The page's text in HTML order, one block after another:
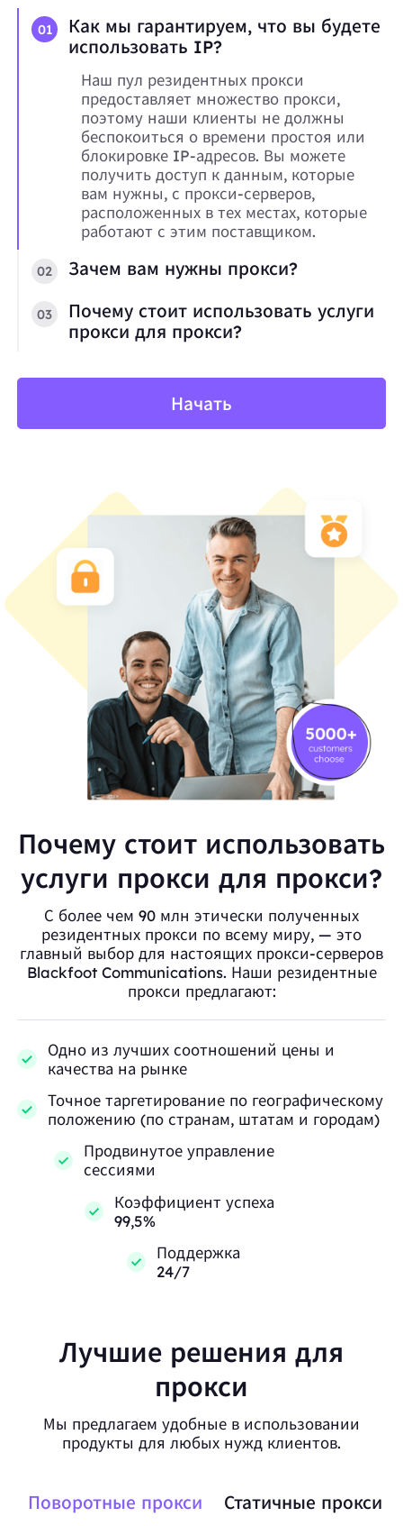
01
Как мы гарантируем, что вы будете
использовать IP?
Наш пул резидентных прокси
предоставляет множество прокси,
поэтому наши клиенты не должны
беспокоиться о времени простоя или
блокировке IP-адресов. Вы можете
получить доступ к данным, которые
вам нужны, с прокси-серверов,
расположенных в тех местах, которые
работают с этим поставщиком.
02 Зачем вам нужны прокси?
03
Почему стоит использовать услуги
прокси для прокси?
Начать
Почему стоит использовать
услуги прокси для прокси?
С более чем 90 млн этически полученных
резидентных прокси по всему миру, — это
главный выбор для настоящих прокси-серверов
Blackfoot Communications. Наши резидентные
прокси предлагают:
Одно из лучших соотношений цены и
качества на рынке
Точное таргетирование по географическому
положению (по странам, штатам и городам)
Продвинутое управление
сессиями
Коэффициент успеха
99,5%
Поддержка
24/7
Лучшие решения для
прокси
Мы предлагаем удобные в использовании
продукты для любых нужд клиентов.
Поворотные прокси Статичные прокси